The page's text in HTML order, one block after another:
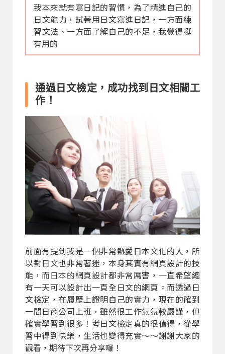
我本來就有寫日記的習慣，為了精進自己的
日文能力，試著用日文寫進日記，一方面練
習文法、一方面了解自己的不足，我覺得挺
有用的
通過日文檢定，成功找到日文相關工
作！
前面有提到我是一個非常熱愛日本文化的人，所
以對日文也非常著迷，本身其實有網頁設計的技
能，而日本的網頁設計都非常厲害，一直希望總
有一天可以設計出一頁全日文的網頁。而透過日
文檢定，在履歷上證明自己的實力，現在的確到
一間日商公司上班，雖然很工作氣氛較嚴謹，但
確實學習到很多！考日文檢定真的很值得，從學
習中得到快樂，生活也變得充實～～謝謝大家的
觀看，期待下次再分享囉！